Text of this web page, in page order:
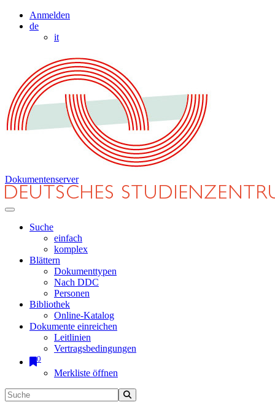
Anmelden
de
it
Dokumentenserver
Suche
einfach
komplex
Blättern
Dokumenttypen
Nach DDC
Personen
Bibliothek
Online-Katalog
Dokumente einreichen
Leitlinien
Vertragsbedingungen
0
Merkliste öffnen